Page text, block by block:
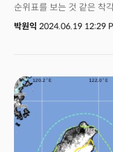
순위표를 보는 것 같은 착
있는 기업’ 타이틀이 최근
있습니다. 오늘은 역사를
파운드리 포럼 2024 소식,
퍼플렉시티 최고사업책임
매주 수요일 발행하는 더밀
신호, 의미를 놓치지 말고
박원익 2024.06.19 12:29